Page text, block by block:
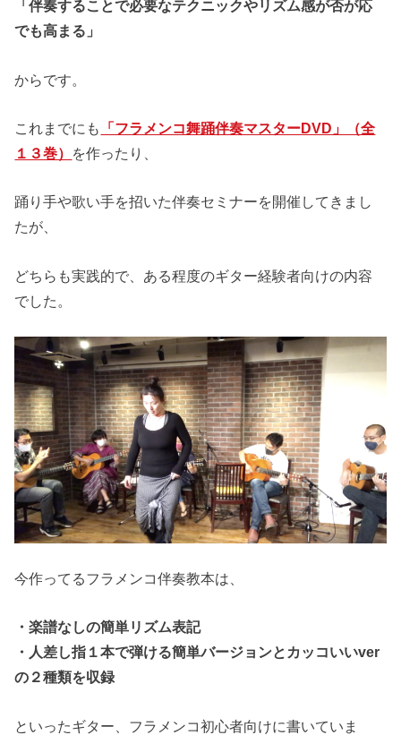
「伴奏することで必要なテクニックやリズム感が否が応
でも高まる」
からです。
これまでにも
「フラメンコ舞踊伴奏マスターDVD」（全
１３巻） を作ったり、
踊り手や歌い手を招いた伴奏セミナーを開催してきまし
たが、
どちらも実践的で、ある程度のギター経験者向けの内容
でした。
今作ってるフラメンコ伴奏教本は、
・楽譜なしの簡単リズム表記
・人差し指１本で弾ける簡単バージョンとカッコいいver
の２種類を収録
といったギター、フラメンコ初心者向けに書いていま